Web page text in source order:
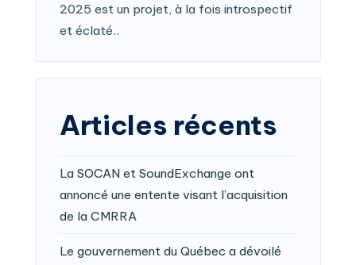
2025 est un projet, à la fois introspectif
et éclaté..
Articles récents
La SOCAN et SoundExchange ont
annoncé une entente visant l’acquisition
de la CMRRA
Le gouvernement du Québec a dévoilé